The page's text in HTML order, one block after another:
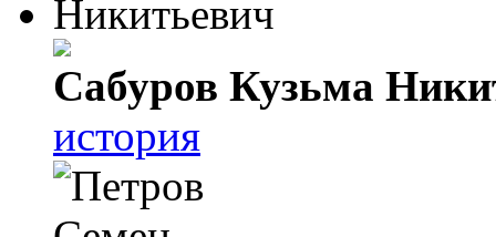
Сабуров Кузьма
история